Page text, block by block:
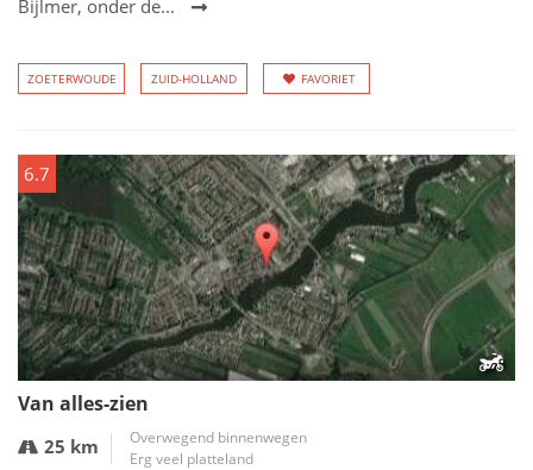
Bijlmer, onder de...
ZOETERWOUDE ZUID-HOLLAND FAVORIET
6.7
Van alles-zien
25 km
Overwegend binnenwegen
Erg veel platteland